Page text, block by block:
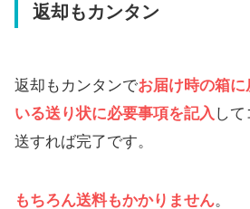
返却もカンタン
返却もカンタンでお届け時の箱に
いる送り状に必要事項を記入 し
送すれば完了です。
もちろん送料もかかりません。